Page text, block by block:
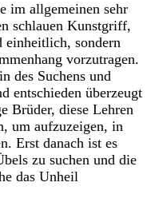
im allgemeinen sehr
schlauen Kunstgriff,
einheitlich, sondern
vorzutragen.
des Suchens und
entschieden überzeugt
Brüder, diese Lehren
um aufzuzeigen, in
Erst danach ist es
zu suchen und die
das Unheil